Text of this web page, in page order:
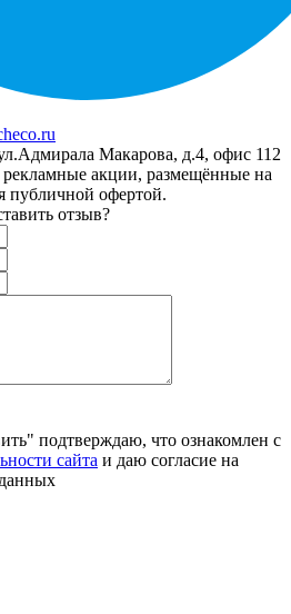
Макарова, д.4, офис 112
акции, размещённые на
публичной офертой.
отзыв?
подтверждаю, что ознакомлен с
сайта и даю согласие на